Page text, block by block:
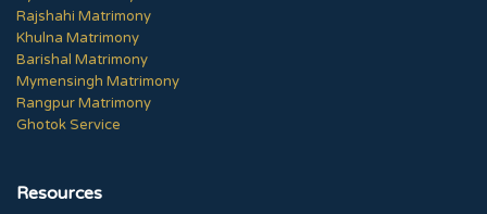
Rajshahi Matrimony
Khulna Matrimony
Barishal Matrimony
Mymensingh Matrimony
Rangpur Matrimony
Ghotok Service
Resources